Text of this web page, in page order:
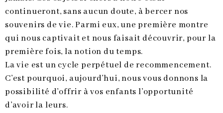
continueront, sans aucun doute, à bercer nos
souvenirs de vie. Parmi eux, une première montre
qui nous captivait et nous faisait découvrir, pour la
première fois, la notion du temps.
La vie est un cycle perpétuel de recommencement.
C’est pourquoi, aujourd’hui, nous vous donnons la
possibilité d’offrir à vos enfants l’opportunité
d’avoir la leurs.